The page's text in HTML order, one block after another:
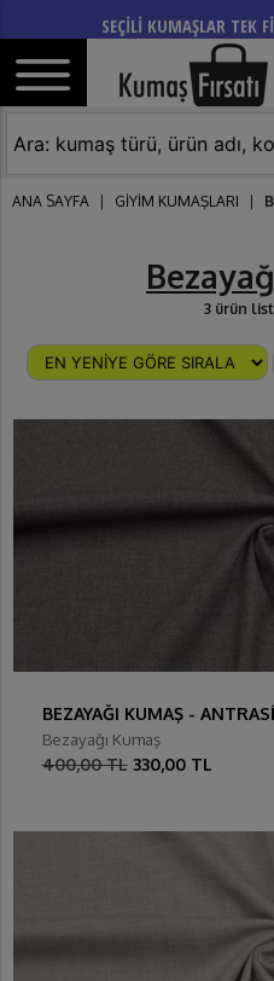
SEÇİLİ KUMAŞLAR TEK
ANA SAYFA GİYİM KUMAŞLARI
3 ürün
BEZAYAĞI KUMAŞ -
Bezayağı Kumaş
400,00 TL 330,00 TL